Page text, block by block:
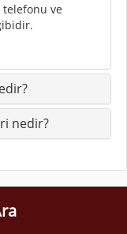
telefonu ve
nedir?